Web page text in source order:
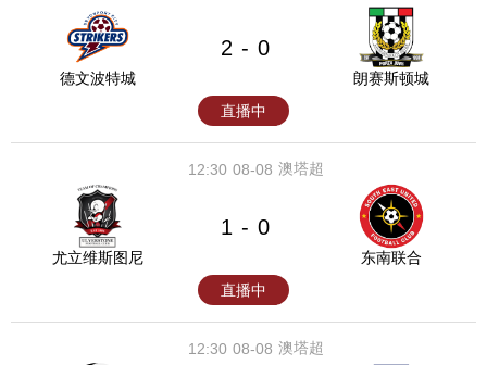
德文波特城
2 - 0
朗赛斯顿城
直播中
08-08
12:30 澳塔超
尤立维斯图尼
1 - 0
东南联合
直播中
08-08
12:30 澳塔超